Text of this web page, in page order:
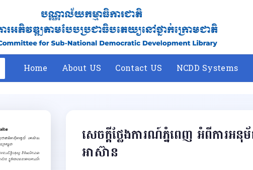
Home About US Contact US NCDD Systems
សេចក្តីថ្លែងការណ៍ភ្នំពេញ អំពីការអ
អាស៊ាន